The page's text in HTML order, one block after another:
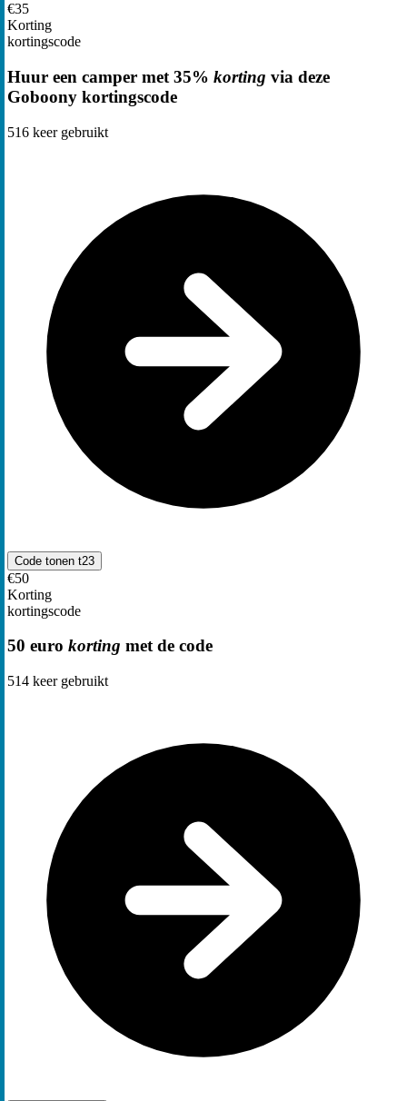
€35
Korting
kortingscode
Huur een camper met 35% korting via deze
Goboony kortingscode
516 keer gebruikt
Code tonen t23
€50
Korting
kortingscode
50 euro korting met de code
514 keer gebruikt